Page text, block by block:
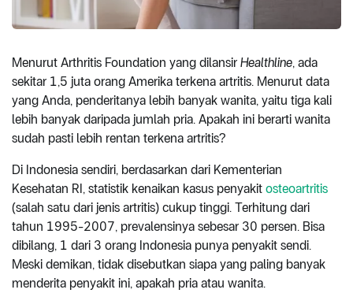
Menurut Arthritis Foundation yang dilansir Healthline, ada
sekitar 1,5 juta orang Amerika terkena artritis. Menurut data
yang Anda, penderitanya lebih banyak wanita, yaitu tiga kali
lebih banyak daripada jumlah pria. Apakah ini berarti wanita
sudah pasti lebih rentan terkena artritis?
Di Indonesia sendiri, berdasarkan dari Kementerian
Kesehatan RI, statistik kenaikan kasus penyakit osteoartritis
(salah satu dari jenis artritis) cukup tinggi. Terhitung dari
tahun 1995-2007, prevalensinya sebesar 30 persen. Bisa
dibilang, 1 dari 3 orang Indonesia punya penyakit sendi.
Meski demikan, tidak disebutkan siapa yang paling banyak
menderita penyakit ini, apakah pria atau wanita.